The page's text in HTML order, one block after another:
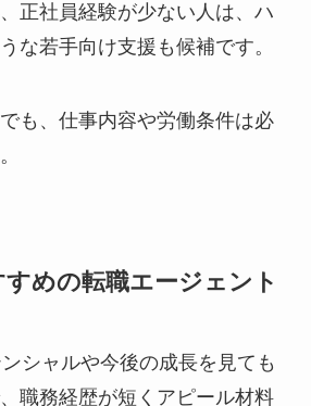
正社員経験が少ない人は、ハ
な若手向け支援も候補です。
も、仕事内容や労働条件は必
めの転職エージェント
シャルや今後の成長を見ても
職務経歴が短くアピール材料